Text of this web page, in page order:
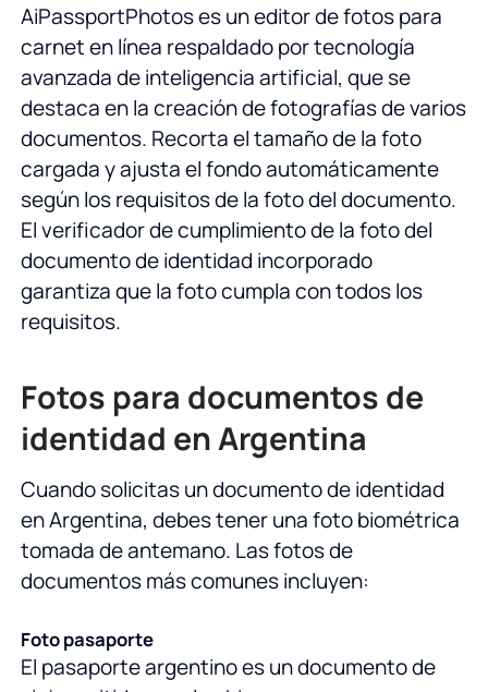
AiPassportPhotos es un editor de fotos para
carnet en línea respaldado por tecnología
avanzada de inteligencia artificial, que se
destaca en la creación de fotografías de varios
documentos. Recorta el tamaño de la foto
cargada y ajusta el fondo automáticamente
según los requisitos de la foto del documento.
El verificador de cumplimiento de la foto del
documento de identidad incorporado
garantiza que la foto cumpla con todos los
requisitos.
Fotos para documentos de
identidad en Argentina
Cuando solicitas un documento de identidad
en Argentina, debes tener una foto biométrica
tomada de antemano. Las fotos de
documentos más comunes incluyen:
Foto pasaporte
El pasaporte argentino es un documento de